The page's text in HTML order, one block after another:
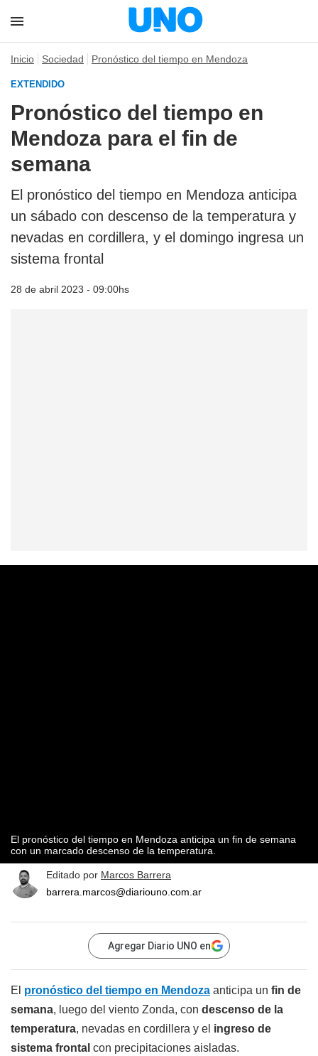
Inicio Sociedad Pronóstico del tiempo en Mendoza
EXTENDIDO
Pronóstico del tiempo en
Mendoza para el fin de
semana
El pronóstico del tiempo en Mendoza anticipa
un sábado con descenso de la temperatura y
nevadas en cordillera, y el domingo ingresa un
sistema frontal
28 de abril 2023 - 09:00hs
El pronóstico del tiempo en Mendoza anticipa un fin de semana
con un marcado descenso de la temperatura.
Editado por Marcos Barrera
barrera.marcos@diariouno.com.ar
Agregar Diario UNO en
El pronóstico del tiempo en Mendoza anticipa un fin de
semana, luego del viento Zonda, con descenso de la
temperatura, nevadas en cordillera y el ingreso de
sistema frontal con precipitaciones aisladas.